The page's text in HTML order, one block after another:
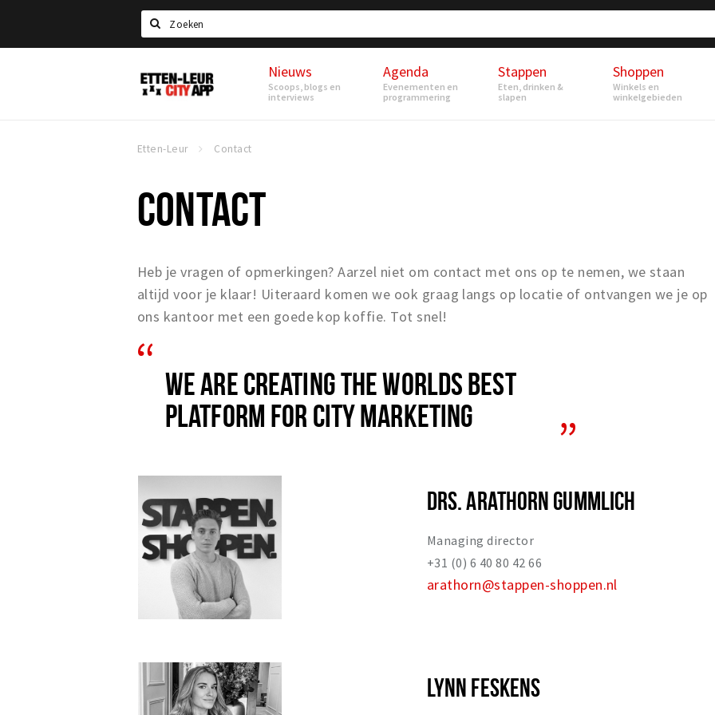
Search
Etten-
Leur
Nieuws
Scoops, blogs en
interviews
Agenda
Evenementen en
programmering
Stappen
Eten, drinken &
slapen
Shoppen
Winkels en
winkelgebieden
Etten-Leur Contact
CONTACT
Heb je vragen of opmerkingen? Aarzel niet om contact met ons op te nemen, we staan
altijd voor je klaar! Uiteraard komen we ook graag langs op locatie of ontvangen we je op
ons kantoor met een goede kop koffie. Tot snel!
WE ARE CREATING THE WORLDS BEST
PLATFORM FOR CITY MARKETING
DRS. ARATHORN GUMMLICH
Managing director
+31 (0) 6 40 80 42 66
arathorn@stappen-shoppen.nl
LYNN FESKENS